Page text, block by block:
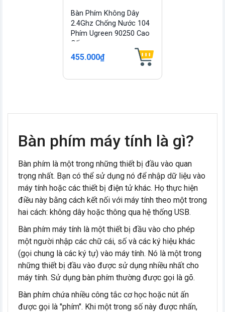
Bàn Phím Không Dây
2.4Ghz Chống Nước 104
Phím Ugreen 90250 Cao
Cấp
455.000₫
Bàn phím máy tính là gì?
Bàn phím là một trong những thiết bị đầu vào quan
trọng nhất. Bạn có thể sử dụng nó để nhập dữ liệu vào
máy tính hoặc các thiết bị điện tử khác. Họ thực hiện
điều này bằng cách kết nối với máy tính theo một trong
hai cách: không dây hoặc thông qua hệ thống USB.
Bàn phím máy tính là một thiết bị đầu vào cho phép
một người nhập các chữ cái, số và các ký hiệu khác
(gọi chung là các ký tự) vào máy tính. Nó là một trong
những thiết bị đầu vào được sử dụng nhiều nhất cho
máy tính. Sử dụng bàn phím thường được gọi là gõ.
Bàn phím chứa nhiều công tắc cơ học hoặc nút ấn
được gọi là "phím". Khi một trong số này được nhấn,